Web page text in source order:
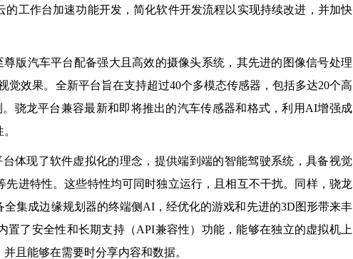
工作台加速功能开发，简化软件开发流程以实现持续改进，并加快
版汽车平台配备强大且高效的摄像头系统，其先进的图像信号处理
觉效果。全新平台旨在支持超过40个多模态传感器，包括多达20个高
骁龙平台兼容最新和即将推出的汽车传感器和格式，利用AI增强成
台体现了软件虚拟化的理念，提供端到端的智能驾驶系统，具备视觉
进特性。这些特性均可同时独立运行，且相互不干扰。同样，骁龙
集成边缘规划器的终端侧AI，经优化的游戏和先进的3D图形带来丰
了安全性和长期支持（API兼容性）功能，能够在独立的虚拟机上
且能够在需要时分享内容和数据。